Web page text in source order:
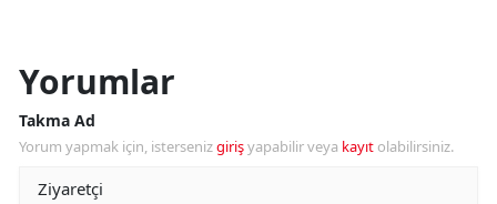
Yorumlar
Takma Ad
Yorum yapmak için, istersenizgirişyapabilir veya kayıt olabilirsiniz.